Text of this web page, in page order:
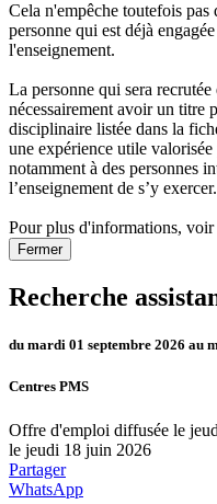
Cela n'empêche toutefois pas
personne qui est déjà
l'enseignement.
La personne qui sera
nécessairement avoir un titre
disciplinaire listée dans la
une expérience utile
notamment à des personnes
l’enseignement de s’y exercer.
Pour plus d'informations, voir
Fermer
Recherche
du mardi 01 septembre 2026 au
Centres PMS
Offre d'emploi diffusée le
le jeudi 18 juin 2026
Partager
WhatsApp